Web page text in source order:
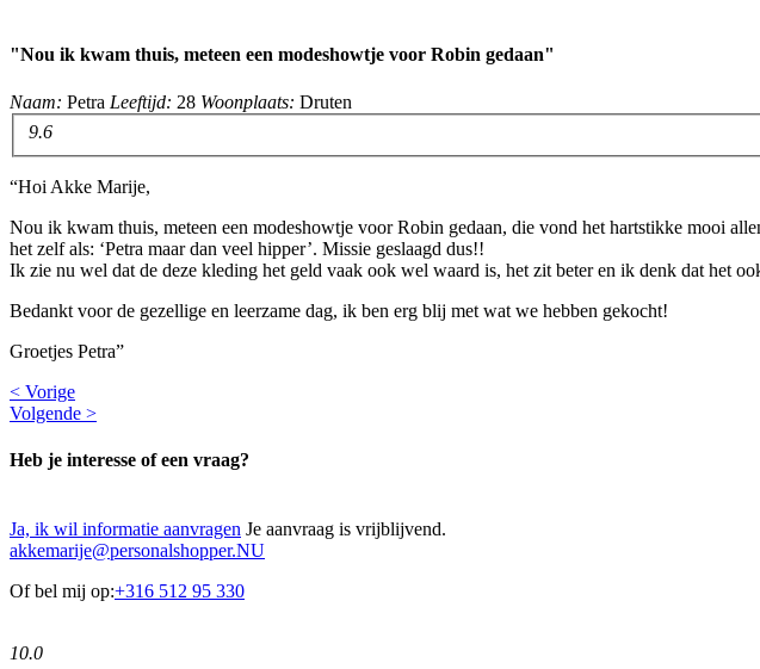
"Nou ik kwam thuis, meteen een modeshowtje voor Robin gedaan"
Naam: Petra Leeftijd: 28 Woonplaats: Druten
9.6
“Hoi Akke Marije,
Nou ik kwam thuis, meteen een modeshowtje voor Robin gedaan, die vond het hartstikke mooi
het zelf als: ‘Petra maar dan veel hipper’. Missie geslaagd dus!!
Ik zie nu wel dat de deze kleding het geld vaak ook wel waard is, het zit beter en ik denk dat het
Bedankt voor de gezellige en leerzame dag, ik ben erg blij met wat we hebben gekocht!
Groetjes Petra”
< Vorige
Volgende >
Heb je interesse of een vraag?
Ja, ik wil informatie aanvragen Je aanvraag is vrijblijvend.
akkemarije@personalshopper.NU
Of bel mij op:+316 512 95 330
10.0